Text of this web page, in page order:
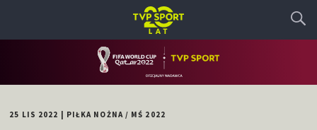
25 LIS 2022 PIŁKA NOŻNA/ MŚ 2022